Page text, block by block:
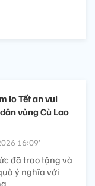
lo Tết an vui
vùng Cù Lao
16:09’
đã trao tặng và
ý nghĩa với